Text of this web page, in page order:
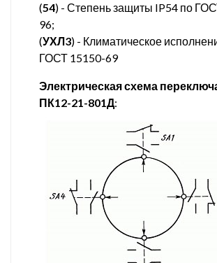
(54) - Степень защиты IP54 по
96;
(УХЛ3) - Климатическое
ГОСТ 15150-69
Электрическая схема
ПК12-21-801Д: